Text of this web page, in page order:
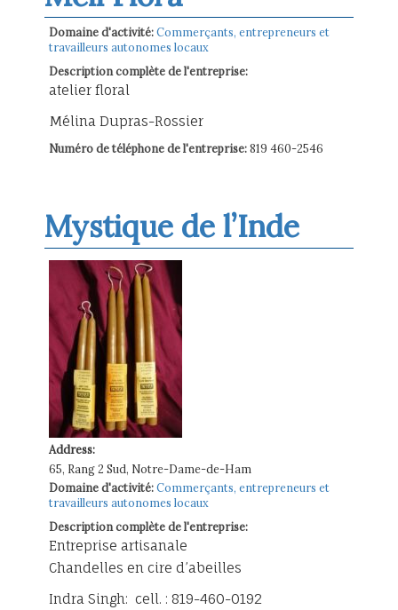
Domaine d'activité:Commerçants, entrepreneurs et
travailleurs autonomes locaux
Description complète de l'entreprise:
atelier floral
Mélina Dupras-Rossier
Numéro de téléphone de l'entreprise:819 460-2546
Mystique de l’Inde
Address:
65, Rang 2 Sud, Notre-Dame-de-Ham
Domaine d'activité:Commerçants, entrepreneurs et
travailleurs autonomes locaux
Description complète de l'entreprise:
Entreprise artisanale
Chandelles en cire d’abeilles
Indra Singh: cell. : 819-460-0192